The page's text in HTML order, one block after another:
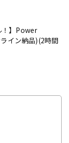
！】Power
イン納品)(2時間